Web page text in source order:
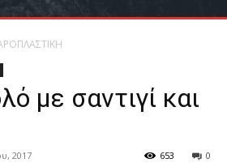
με σαντιγί και
2017 0
653